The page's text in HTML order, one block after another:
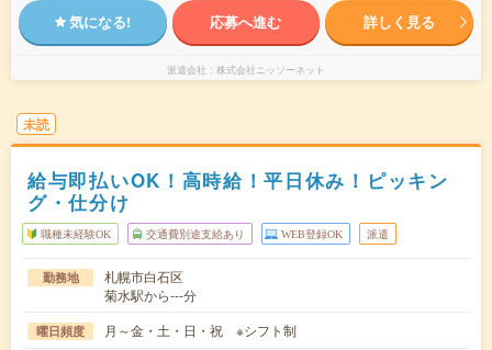
気になる! 応募へ進む 詳しく見る
派遣会社 株式会社ニッソーネット
未読
給与即払いOK！高時給！平日休み！ピッキン
グ・仕分け
職種未経験OK 交通費別途支給あり WEB登録OK 派遣
勤務地
札幌市白石区
菊水駅から---分
曜日頻度 月～金・土・日・祝 ※シフト制